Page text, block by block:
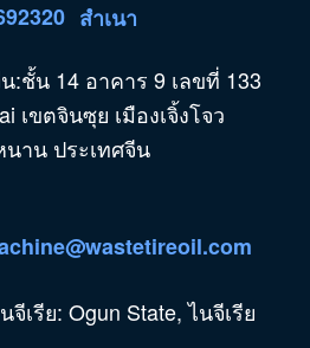
สำเนา
:ชั้น 14 อาคาร 9 เลขที่ 133
เขตจินซุย เมืองเจิ้งโจว
าน ประเทศจีน
จีเรีย: Ogun State, ไนจีเรีย